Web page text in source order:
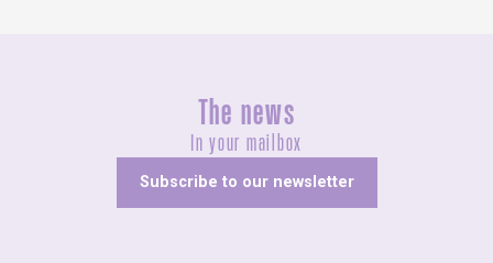
The news
In your mailbox
Subscribe to our newsletter